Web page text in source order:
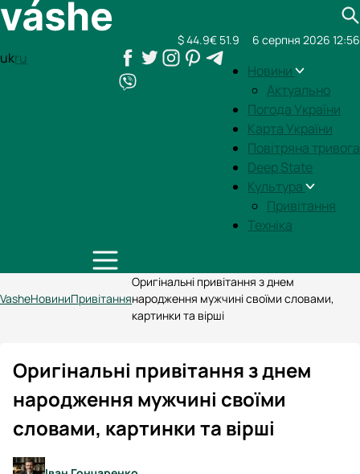
ukru
Новини
Актуально
Погода України
Карта України
Повітряна тривога
Deep State
Культура
Привітання
Техніка
$ 44.9€ 51.9 6 серпня 2026 12:56
VasheНовиниПривітання
Оригінальні привітання з днем
народження мужчині своїми словами,
картинки та вірші
Оригінальні привітання з днем
народження мужчині своїми
словами, картинки та вірші